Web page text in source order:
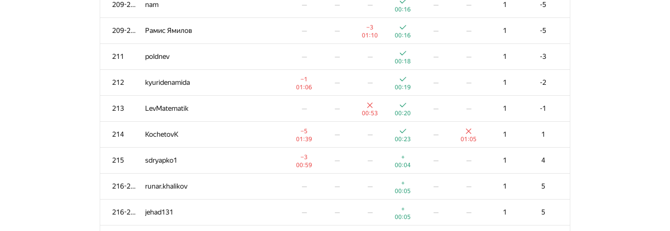
209-210 nam — — —
00:16
— — 1 -5
209-210 Рамис Ямилов — —
−3
01:10
00:16
— — 1 -5
211 poldnev — — —
00:18
— — 1 -3
212 kyuridenamida
−1
01:06
— —
00:19
— — 1 -2
213 LevMatematik — —
00:53 00:20
— — 1 -1
214 KochetovK
−5
01:39
— —
00:23
—
01:05
1 1
215 sdryapko1
−3
00:59
— —
+
00:04
— — 1 4
216-217 runar.khalikov — — —
+
00:05
— — 1 5
216-217 jehad131 — — —
+
00:05
— — 1 5